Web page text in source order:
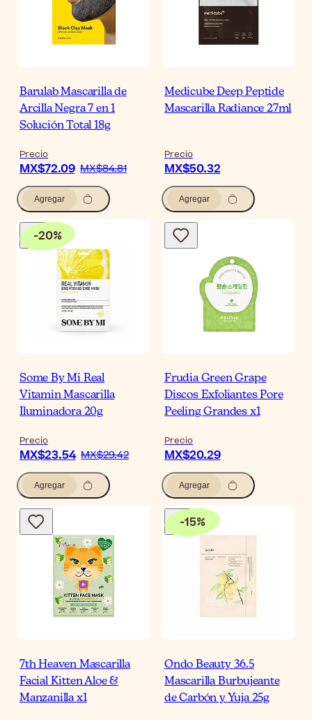
Barulab Mascarilla de
Arcilla Negra 7 en 1
Solución Total 18g
Precio
MX$72.09 MX$84.81
Agregar
Medicube Deep Peptide
Mascarilla Radiance 27ml
Precio
MX$50.32
Agregar
-20%
Some By Mi Real
Vitamin Mascarilla
Iluminadora 20g
Precio
MX$23.54 MX$29.42
Agregar
Frudia Green Grape
Discos Exfoliantes Pore
Peeling Grandes x1
Precio
MX$20.29
Agregar
7th Heaven Mascarilla
Facial Kitten Aloe &
Manzanilla x1
-15%
Ondo Beauty 36.5
Mascarilla Burbujeante
de Carbón y Yuja 25g